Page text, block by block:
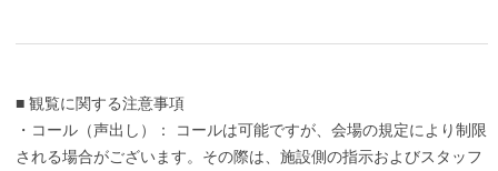
■ 観覧に関する注意事項
・コール（声出し）： コールは可能ですが、会場の規定により制限
される場合がございます。その際は、施設側の指示およびスタッフ